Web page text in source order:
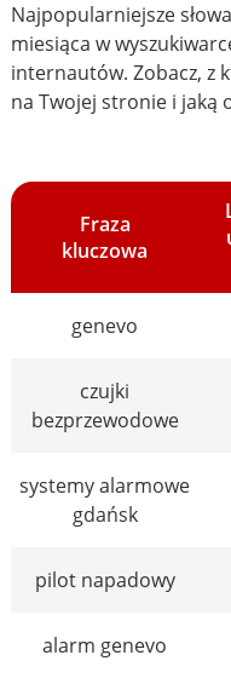
Najpopularniejsze
miesiąca w
internautów. Zobacz, z
na Twojej stronie i jaką
Fraza
kluczowa
genevo
czujki
bezprzewodowe
systemy alarmowe
gdańsk
pilot napadowy
alarm genevo